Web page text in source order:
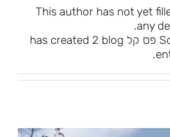
This author has not yet
any
So far פס קל has created 2 blog